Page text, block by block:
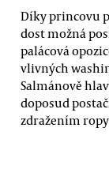
Díky princovu
dost možná
palácová
vlivných
Salmánově
doposud
zdražením